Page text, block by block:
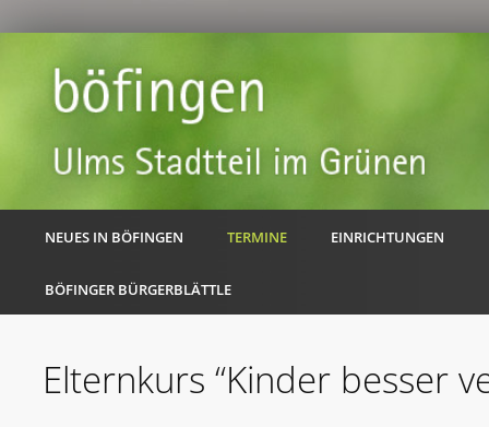
NEUES IN BÖFINGEN TERMINE EINRICHTUNGEN
BÖFINGER BÜRGERBLÄTTLE
Elternkurs “Kinder besser